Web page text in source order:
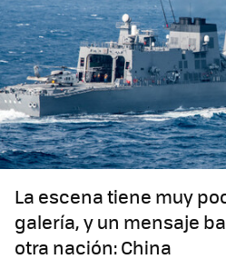
La escena tiene muy
galería, y un mensaje
otra nación: China